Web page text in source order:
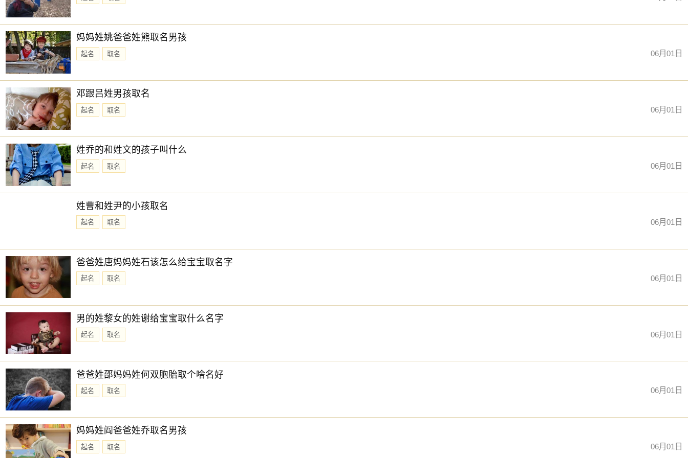
妈妈姓姚爸爸姓熊取名男孩
起名 取名 06月01日
邓跟吕姓男孩取名
起名 取名 06月01日
姓乔的和姓文的孩子叫什么
起名 取名 06月01日
姓曹和姓尹的小孩取名
起名 取名 06月01日
爸爸姓唐妈妈姓石该怎么给宝宝取名字
起名 取名 06月01日
男的姓黎女的姓谢给宝宝取什么名字
起名 取名 06月01日
爸爸姓邵妈妈姓何双胞胎取个啥名好
起名 取名 06月01日
妈妈姓阎爸爸姓乔取名男孩
起名 取名 06月01日